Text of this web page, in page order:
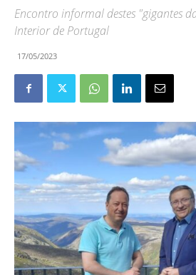
Encontro informal destes "gigantes
Interior de Portugal
17/05/2023